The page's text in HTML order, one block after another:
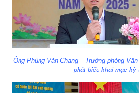
Ông Phùng Văn Chang – Trưởng phòng
phát biểu khai mạc kỳ